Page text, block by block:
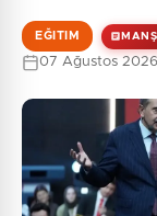
EĞITIM
07 Ağustos